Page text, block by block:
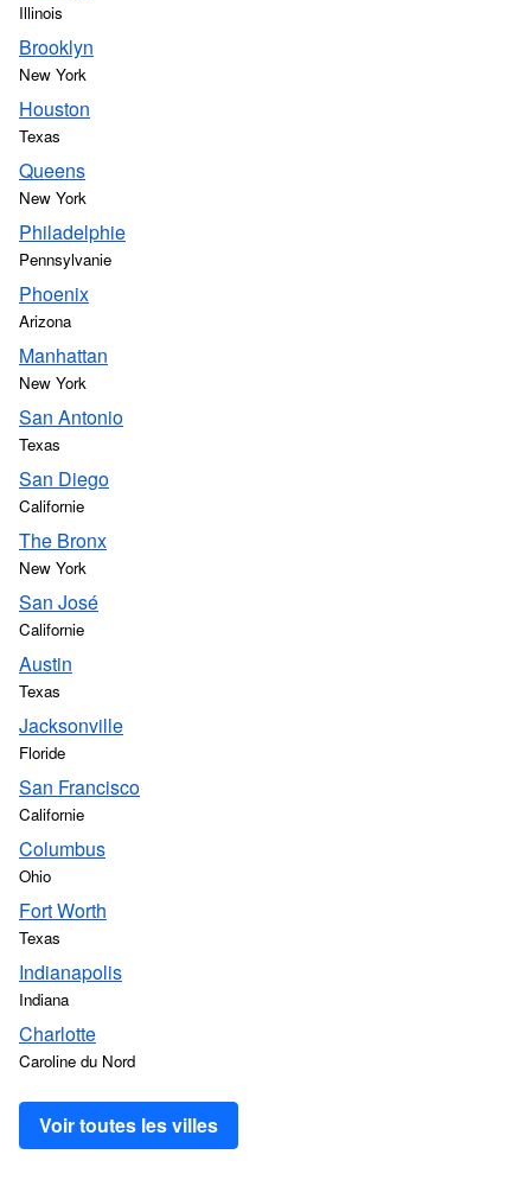
Illinois
Brooklyn
New York
Houston
Texas
Queens
New York
Philadelphie
Pennsylvanie
Phoenix
Arizona
Manhattan
New York
San Antonio
Texas
San Diego
Californie
The Bronx
New York
San José
Californie
Austin
Texas
Jacksonville
Floride
San Francisco
Californie
Columbus
Ohio
Fort Worth
Texas
Indianapolis
Indiana
Charlotte
Caroline du Nord
Voir toutes les villes